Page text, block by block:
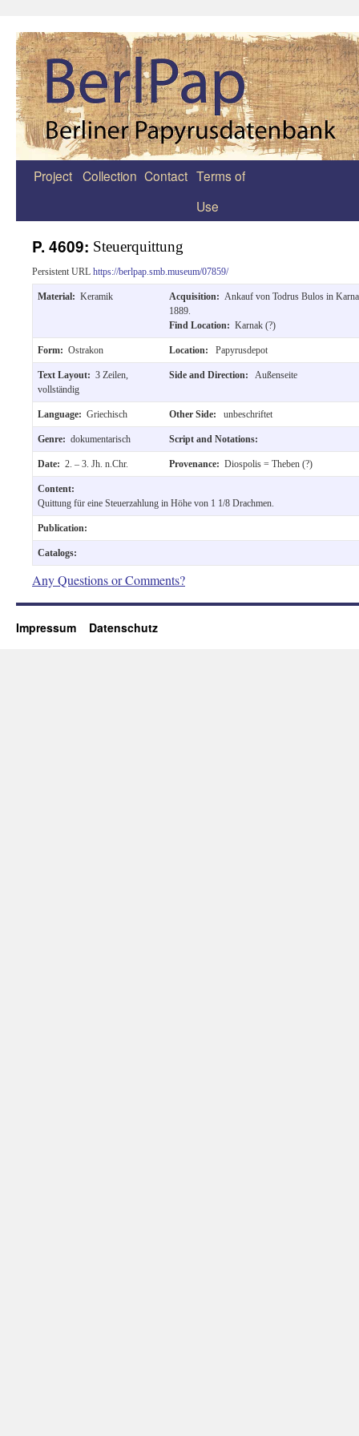
Zum
Project Collection Contact Terms of
Use
P. 4609: Steuerquittung
Persistent URL https://berlpap.smb.museum/07859/
Material: Keramik Acquisition: Ankauf von Todrus Bulos in
1889.
Find Location: Karnak (?)
Form: Ostrakon Location: Papyrusdepot
Text Layout: 3 Zeilen,
vollständig
Side and Direction: Außenseite
Language: Griechisch Other Side: unbeschriftet
Genre: dokumentarisch Script and Notations:
Date: 2. – 3. Jh. n.Chr. Provenance: Diospolis = Theben (?)
Content:
Quittung für eine Steuerzahlung in Höhe von 1 1/8 Drachmen.
Publication:
Catalogs:
Any Questions or Comments?
Impressum Datenschutz